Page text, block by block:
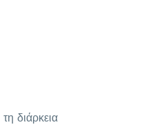
διάρκεια